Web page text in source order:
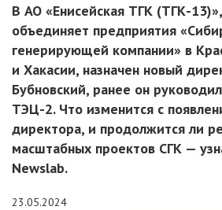
В АО «Енисейская ТГК (ТГК-
объединяет предприятия
генерирующей компании» в
и Хакасии, назначен новый
Бубновский, ранее он
ТЭЦ-2. Что изменится с
директора, и продолжится ли
масштабных проектов СГК —
Newslab.
23.05.2024